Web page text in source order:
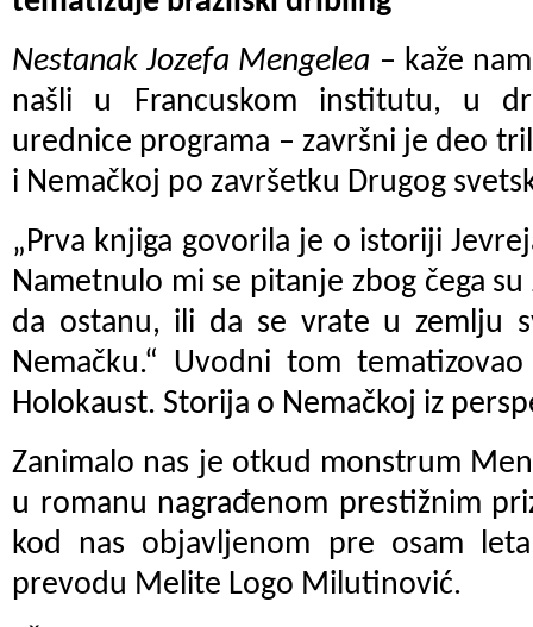
Nestanak Jozefa Mengelea – kaže
našli u Francuskom institutu, u
urednice programa – završni je deo
i Nemačkoj po završetku Drugog
„Prva knjiga govorila je o istoriji
Nametnulo mi se pitanje zbog čega
da ostanu, ili da se vrate u zemlju
Nemačku.“ Uvodni tom
Holokaust. Storija o Nemačkoj iz
Zanimalo nas je otkud monstrum
u romanu nagrađenom prestižnim
kod nas objavljenom pre osam
prevodu Melite Logo Milutinović.